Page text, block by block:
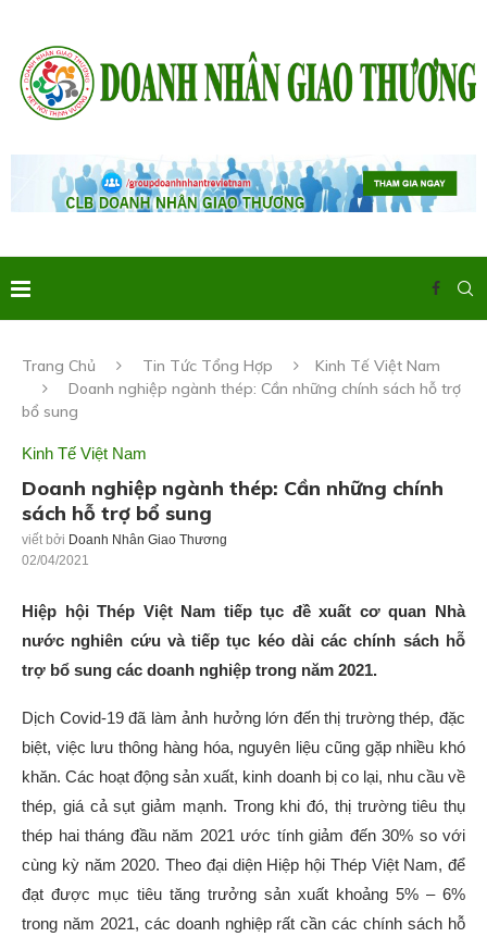
Trang Chủ Tin Tức Tổng Hợp
Kinh Tế Việt Nam
Doanh nghiệp ngành thép: Cần những chính sách hỗ trợ
bổ sung
Kinh Tế Việt Nam
Doanh nghiệp ngành thép: Cần những chính
sách hỗ trợ bổ sung
viết bởi Doanh Nhân Giao Thương
02/04/2021
Hiệp hội Thép Việt Nam tiếp tục đề xuất cơ quan Nhà
nước nghiên cứu và tiếp tục kéo dài các chính sách hỗ
trợ bổ sung các doanh nghiệp trong năm 2021.
Dịch Covid-19 đã làm ảnh hưởng lớn đến thị trường thép, đặc
biệt, việc lưu thông hàng hóa, nguyên liệu cũng gặp nhiều khó
khăn. Các hoạt động sản xuất, kinh doanh bị co lại, nhu cầu về
thép, giá cả sụt giảm mạnh. Trong khi đó, thị trường tiêu thụ
thép hai tháng đầu năm 2021 ước tính giảm đến 30% so với
cùng kỳ năm 2020. Theo đại diện Hiệp hội Thép Việt Nam, để
đạt được mục tiêu tăng trưởng sản xuất khoảng 5% – 6%
trong năm 2021, các doanh nghiệp rất cần các chính sách hỗ